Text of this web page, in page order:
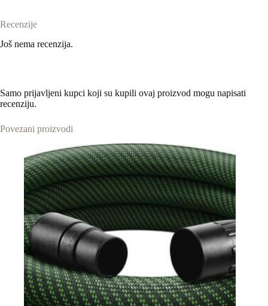
Recenzije
Još nema recenzija.
Samo prijavljeni kupci koji su kupili ovaj proizvod mogu napisati
recenziju.
Povezani proizvodi